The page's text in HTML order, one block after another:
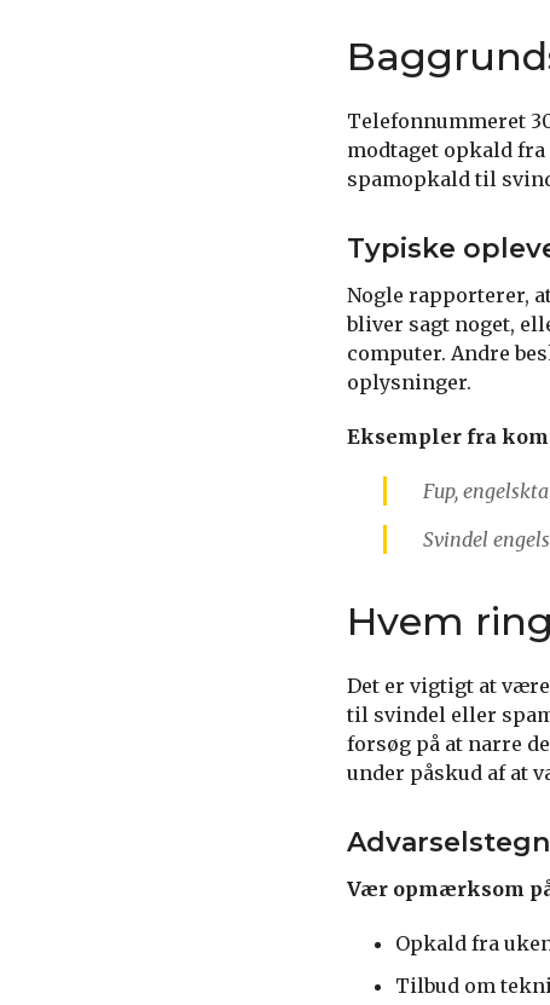
Telefonnummeret
modtaget opkald
spamopkald til
Typiske
Nogle rapporterer,
bliver sagt noget,
computer. Andre
oplysninger.
Eksempler fra
Fup,
Svindel
Hvem
Det er vigtigt at
til svindel eller
forsøg på at narre
under påskud af at
Advarselstegn
Vær opmærksom
Opkald fra
Tilbud om